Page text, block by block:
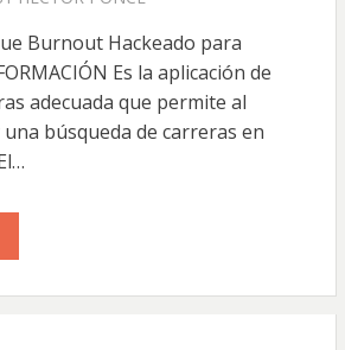
Burnout Hackeado para
Es la aplicación de
adecuada que permite al
búsqueda de carreras en